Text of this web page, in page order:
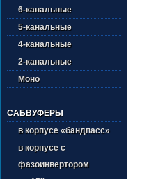
6-канальные
5-канальные
4-канальные
2-канальные
Моно
САБВУФЕРЫ
в корпусе «бандпасс»
в корпусе с
фазоинвертором